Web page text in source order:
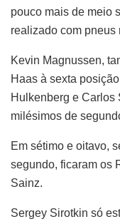
pouco mais de meio
realizado com pneus
Kevin Magnussen,
Haas à sexta
Hulkenberg e Carlos
milésimos de
Em sétimo e oitavo,
segundo, ficaram os
Sainz.
Sergey Sirotkin só